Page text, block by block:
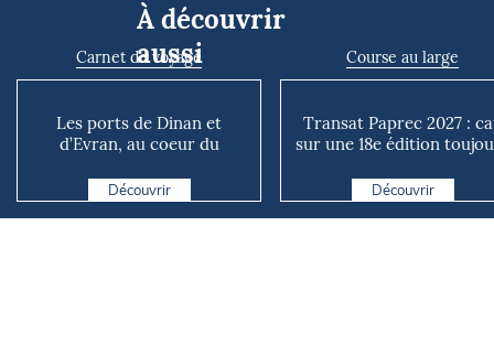
À découvrir
aussi
Carnet de voyage
Les ports de Dinan et
d’Evran, au coeur du
Découvrir
Course au large
Transat Paprec 2027 :
sur une 18e édition
Découvrir